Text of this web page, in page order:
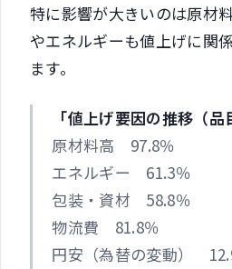
特に影響が大きいのは原材
やエネルギーも値上げに関
ます。
「値上げ要因の推移（品
原材料高 97.8％
エネルギー 61.3％
包装・資材 58.8％
物流費 81.8％
円安（為替の変動）